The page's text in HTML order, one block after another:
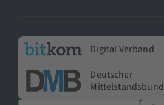
Digital Verband
Deutscher
Mittelstandsbund